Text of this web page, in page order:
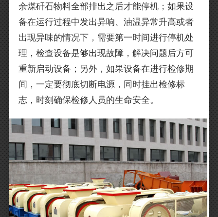
余煤矸石物料全部排出之后才能停机；如果设
备在运行过程中发出异响、油温异常升高或者
出现异味的情况下，需要第一时间进行停机处
理，检查设备是够出现故障，解决问题后方可
重新启动设备；另外，如果设备在进行检修期
间，一定要彻底切断电源，同时挂出检修标
志，时刻确保检修人员的生命安全。